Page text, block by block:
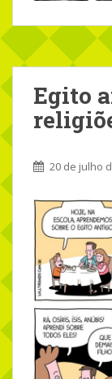
Egito
20 de julho